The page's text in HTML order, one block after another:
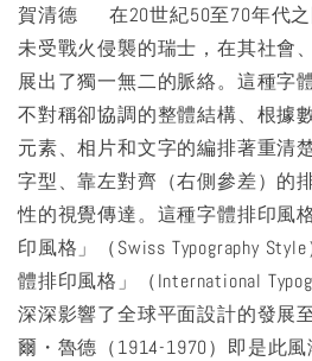
賀清德 在20世紀50至70年代之
未受戰火侵襲的瑞士，在其社會
展出了獨一無二的脈絡。這種字
不對稱卻協調的整體結構、根據
元素、相片和文字的編排著重清
字型、靠左對齊（右側參差）的
性的視覺傳達。這種字體排印風
印風格」（Swiss Typography
體排印風格」（International
深深影響了全球平面設計的發展
爾・魯德（1914-1970）即是此